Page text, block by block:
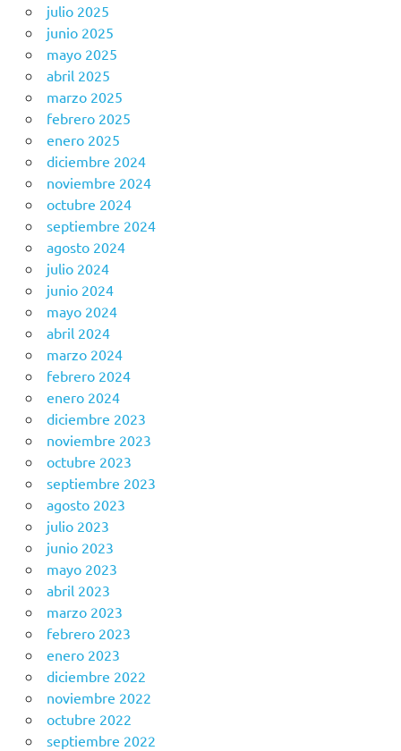
julio 2025
junio 2025
mayo 2025
abril 2025
marzo 2025
febrero 2025
enero 2025
diciembre 2024
noviembre 2024
octubre 2024
septiembre 2024
agosto 2024
julio 2024
junio 2024
mayo 2024
abril 2024
marzo 2024
febrero 2024
enero 2024
diciembre 2023
noviembre 2023
octubre 2023
septiembre 2023
agosto 2023
julio 2023
junio 2023
mayo 2023
abril 2023
marzo 2023
febrero 2023
enero 2023
diciembre 2022
noviembre 2022
octubre 2022
septiembre 2022